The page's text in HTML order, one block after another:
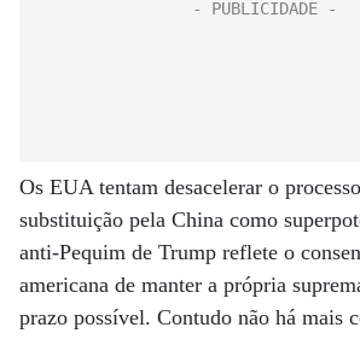
Os EUA tentam desacelerar o
substituição pela China como
anti-Pequim de Trump reflete o
americana de manter a própria
prazo possível. Contudo não há mais